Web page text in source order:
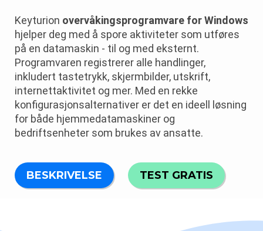
Keyturion overvåkingsprogramvare for Windows
hjelper deg med å spore aktiviteter som utføres
på en datamaskin - til og med eksternt.
Programvaren registrerer alle handlinger,
inkludert tastetrykk, skjermbilder, utskrift,
internettaktivitet og mer. Med en rekke
konfigurasjonsalternativer er det en ideell løsning
for både hjemmedatamaskiner og
bedriftsenheter som brukes av ansatte.
BESKRIVELSE TEST GRATIS